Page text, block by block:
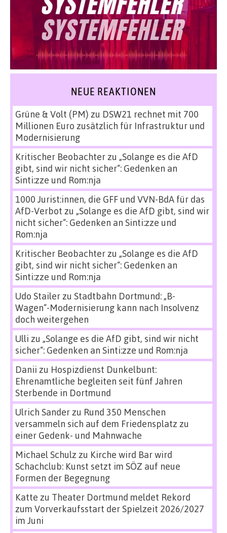
NEUE REAKTIONEN
Grüne & Volt (PM) zu DSW21 rechnet mit 700
Millionen Euro zusätzlich für Infrastruktur und
Modernisierung
Kritischer Beobachterzu „Solange es die AfD
gibt, sind wir nicht sicher“: Gedenken an
Sinti:zze und Rom:nja
1000 Jurist:innen, die GFF und VVN-BdA für das
AfD-Verbot zu „Solange es die AfD gibt, sind wir
nicht sicher“: Gedenken an Sinti:zze und
Rom:nja
Kritischer Beobachterzu „Solange es die AfD
gibt, sind wir nicht sicher“: Gedenken an
Sinti:zze und Rom:nja
Udo Stailerzu Stadtbahn Dortmund: „B-
Wagen“-Modernisierung kann nach Insolvenz
doch weitergehen
Ulli zu „Solange es die AfD gibt, sind wir nicht
sicher“: Gedenken an Sinti:zze und Rom:nja
Danii zu Hospizdienst Dunkelbunt:
Ehrenamtliche begleiten seit fünf Jahren
Sterbende in Dortmund
Ulrich Sanderzu Rund 350 Menschen
versammeln sich auf dem Friedensplatz zu
einer Gedenk- und Mahnwache
Michael Schulz zu Kirche wird Bar wird
Schachclub: Kunst setzt im SÖZ auf neue
Formen der Begegnung
Katte zu Theater Dortmund meldet Rekord
zum Vorverkaufsstart der Spielzeit 2026/2027
im Juni